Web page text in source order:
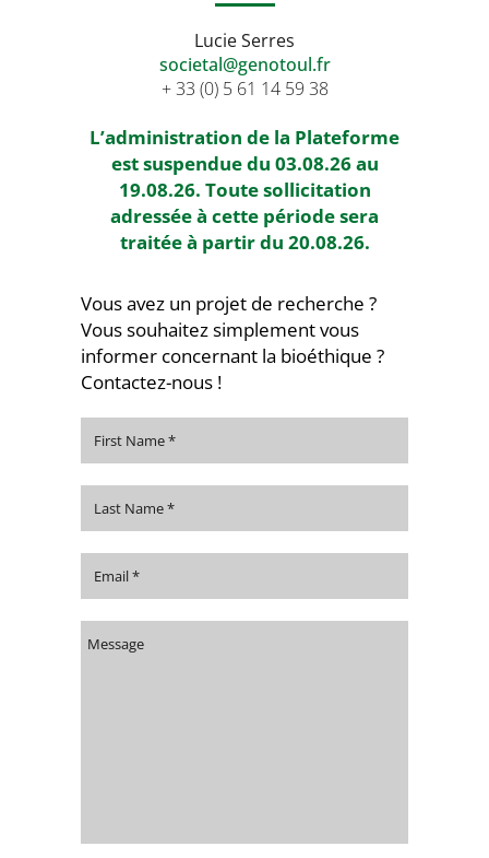
Lucie Serres
societal@genotoul.fr
+ 33 (0) 5 61 14 59 38
L’administration de la Plateforme
est suspendue du 03.08.26 au
19.08.26. Toute sollicitation
adressée à cette période sera
traitée à partir du 20.08.26.
Vous avez un projet de recherche ?
Vous souhaitez simplement vous
informer concernant la bioéthique ?
Contactez-nous !